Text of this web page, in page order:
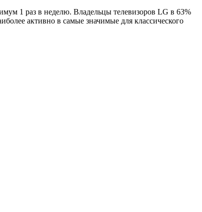
1 раз в неделю. Владельцы телевизоров LG в 63%
активно в самые значимые для классического